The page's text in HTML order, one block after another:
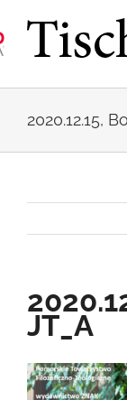
zawartości
2020.12.15,
JT_A